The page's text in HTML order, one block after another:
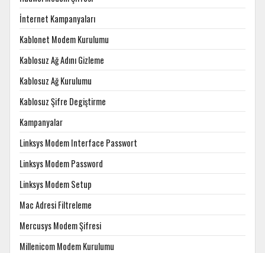
İnternet Kampanyaları
Kablonet Modem Kurulumu
Kablosuz Ağ Adını Gizleme
Kablosuz Ağ Kurulumu
Kablosuz Şifre Degiştirme
Kampanyalar
Linksys Modem Interface Passwort
Linksys Modem Password
Linksys Modem Setup
Mac Adresi Filtreleme
Mercusys Modem Şifresi
Millenicom Modem Kurulumu